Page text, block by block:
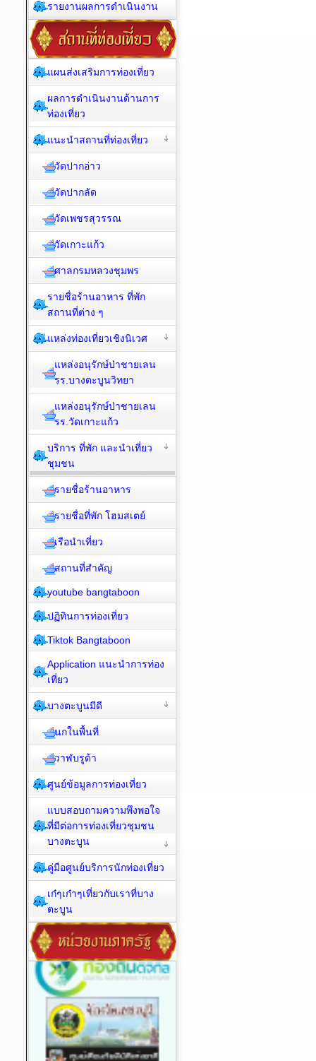
รายงานผลการดำเนินงาน
แผนส่งเสริมการท่องเที่ยว
ผลการดำเนินงานด้านการ
ท่องเที่ยว
แนะนำสถานที่ท่องเที่ยว
วัดปากอ่าว
วัดปากลัด
วัดเพชรสุวรรณ
วัดเกาะแก้ว
ศาลกรมหลวงชุมพร
รายชื่อร้านอาหาร ที่พัก
สถานที่ต่าง ๆ
แหล่งท่องเที่ยวเชิงนิเวศ
แหล่งอนุรักษ์ป่าชายเลน
รร.บางตะบูนวิทยา
แหล่งอนุรักษ์ป่าชายเลน
รร.วัดเกาะแก้ว
บริการ ที่พัก และนำเที่ยว
ชุมชน
รายชื่อร้านอาหาร
รายชื่อที่พัก โฮมสเตย์
เรือนำเที่ยว
สถานที่สำคัญ
youtube bangtaboon
ปฏิทินการท่องเที่ยว
Tiktok Bangtaboon
Application แนะนำการท่อง
เที่ยว
บางตะบูนมีดี
นกในพื้นที่
วาฬบรูด้า
ศูนย์ข้อมูลการท่องเที่ยว
แบบสอบถามความพึงพอใจ
ที่มีต่อการท่องเที่ยวชุมชน
บางตะบูน
คู่มือศูนย์บริการนักท่องเที่ยว
เก๋ๆเก๋าๆเที่ยวกับเราที่บาง
ตะบูน